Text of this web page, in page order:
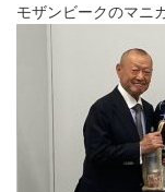
モザンビークのマニ